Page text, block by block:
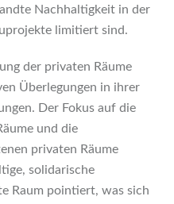
Nachhaltigkeit in der
limitiert sind.
der privaten Räume
Überlegungen in ihrer
Der Fokus auf die
und die
privaten Räume
solidarische
Raum pointiert, was sich